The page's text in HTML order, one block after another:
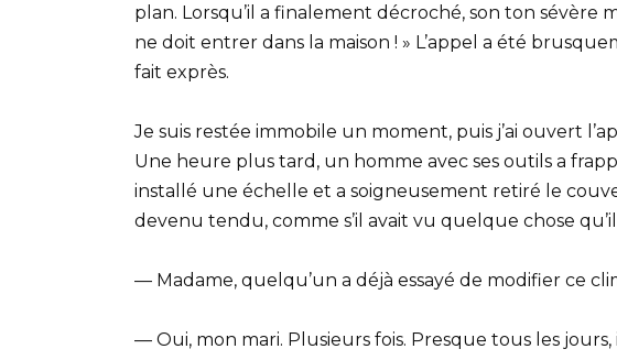
plan. Lorsqu’il a finalement décroché, son ton sévère
ne doit entrer dans la maison ! » L’appel a été
fait exprès.
Je suis restée immobile un moment, puis j’ai ouvert
Une heure plus tard, un homme avec ses outils a
installé une échelle et a soigneusement retiré le
devenu tendu, comme s’il avait vu quelque chose
— Madame, quelqu’un a déjà essayé de modifier ce
— Oui, mon mari. Plusieurs fois. Presque tous les jours,